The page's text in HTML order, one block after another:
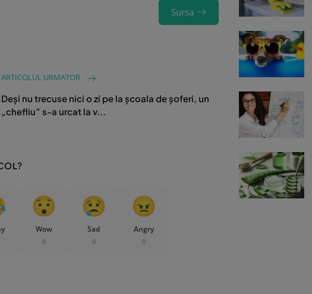
Sursa
ARTICOLUL URMATOR
Deși nu trecuse nici o zi pe la școala de șoferi, un
„chefliu” s-a urcat la v...
Wow
0
Sad
0
Angry
0